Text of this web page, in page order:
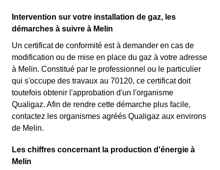
Intervention sur votre installation de gaz, les
démarches à suivre à Melin
Un certificat de conformité est à demander en cas de
modification ou de mise en place du gaz à votre adresse
à Melin. Constitué par le professionnel ou le particulier
qui s'occupe des travaux au 70120, ce certificat doit
toutefois obtenir l'approbation d'un l'organisme
Qualigaz. Afin de rendre cette démarche plus facile,
contactez les organismes agréés Qualigaz aux environs
de Melin.
Les chiffres concernant la production d'énergie à
Melin